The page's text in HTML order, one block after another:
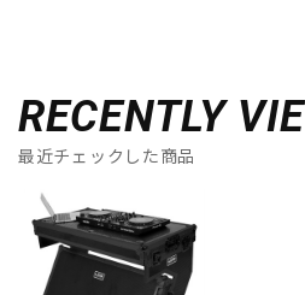
RECENTLY
最近チェックした商品